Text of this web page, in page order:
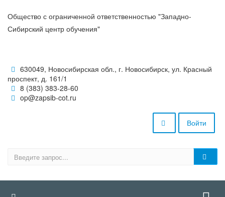
Общество с ограниченной ответственностью "Западно-
Сибирский центр обучения"
630049, Новосибирская обл., г. Новосибирск, ул. Красный
проспект, д. 161/1
8 (383) 383-28-60
op@zapsib-cot.ru
Войти